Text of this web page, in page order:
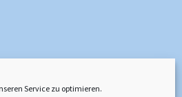
Service zu optimieren.